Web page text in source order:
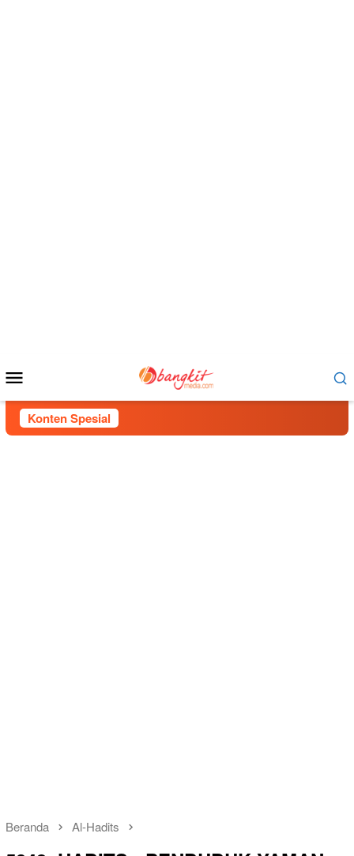
Mobile
Konten Spesial
Beranda Al-Hadits